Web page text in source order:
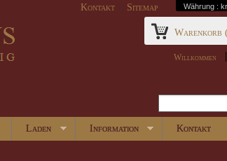
Währung : kr
Kontakt Sitemap
Warenkorb
Willkommen
Laden Information Kontakt